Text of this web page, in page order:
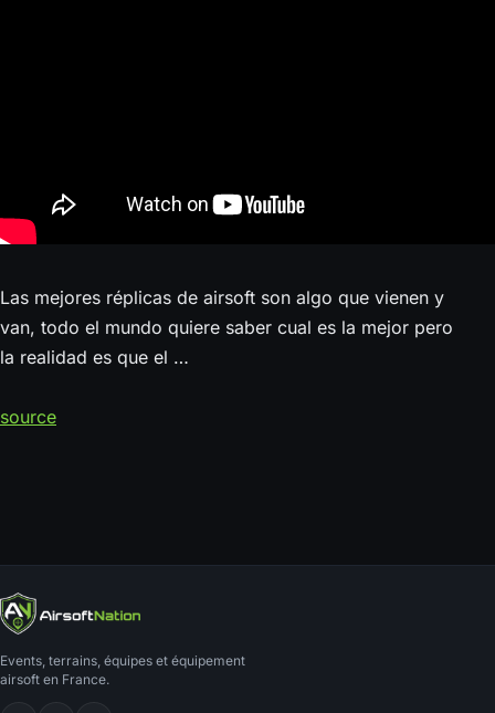
Las mejores réplicas de airsoft son algo que vienen y
van, todo el mundo quiere saber cual es la mejor pero
la realidad es que el …
source
Events, terrains, équipes et équipement
airsoft en France.